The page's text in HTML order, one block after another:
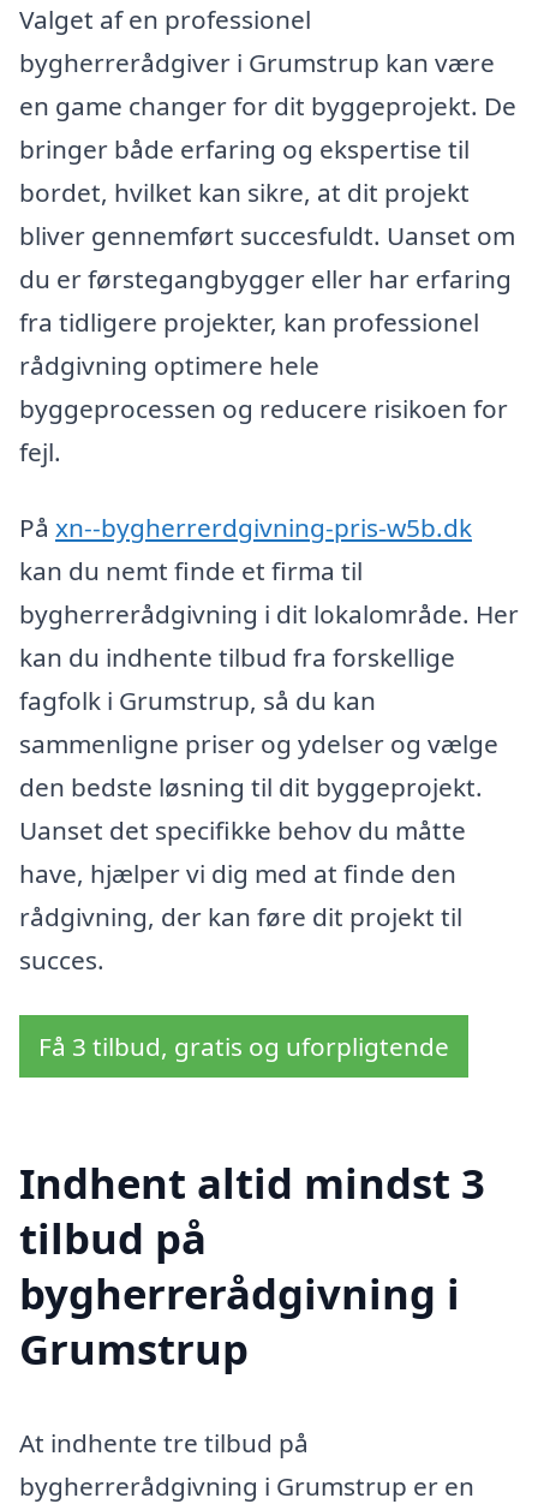
Valget af en professionel
bygherrerådgiver i Grumstrup kan være
en game changer for dit byggeprojekt. De
bringer både erfaring og ekspertise til
bordet, hvilket kan sikre, at dit projekt
bliver gennemført succesfuldt. Uanset om
du er førstegangbygger eller har erfaring
fra tidligere projekter, kan professionel
rådgivning optimere hele
byggeprocessen og reducere risikoen for
fejl.
På xn--bygherrerdgivning-pris-w5b.dk
kan du nemt finde et firma til
bygherrerådgivning i dit lokalområde. Her
kan du indhente tilbud fra forskellige
fagfolk i Grumstrup, så du kan
sammenligne priser og ydelser og vælge
den bedste løsning til dit byggeprojekt.
Uanset det specifikke behov du måtte
have, hjælper vi dig med at finde den
rådgivning, der kan føre dit projekt til
succes.
Få 3 tilbud, gratis og uforpligtende
Indhent altid mindst 3
tilbud på
bygherrerådgivning i
Grumstrup
At indhente tre tilbud på
bygherrerådgivning i Grumstrup er en